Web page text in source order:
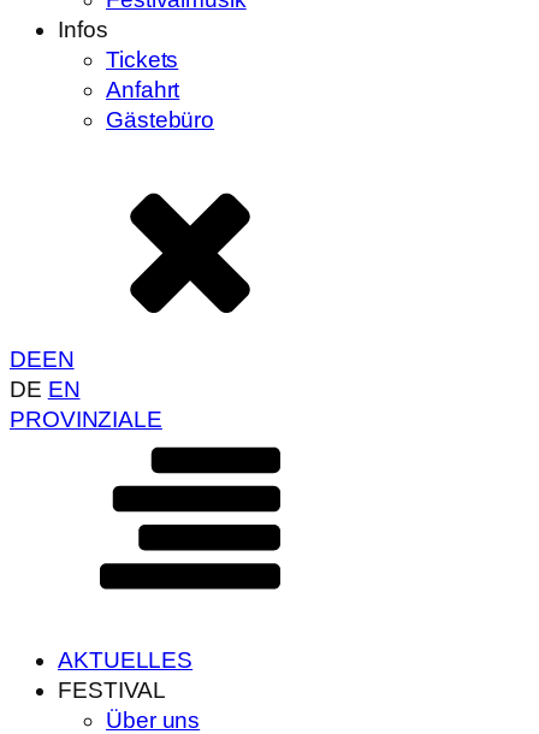
Infos
Tickets
Anfahrt
Gästebüro
DEEN
DE EN
PROVINZIALE
AKTUELLES
FESTIVAL
Über uns